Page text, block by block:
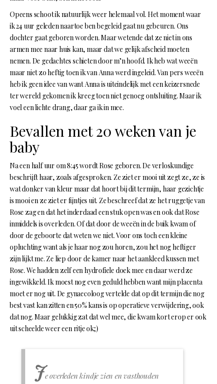
Opeens schoot ik natuurlijk weer helemaal vol. Het moment waar
ik 24 uur geleden naartoe ben begeleid gaat nu gebeuren. Ons
dochter gaat geboren worden. Maar wetende dat ze niet in ons
armen mee naar huis kan, maar dat we gelijk afscheid moeten
nemen. De gedachtes schieten door m’n hoofd. Ik heb wat weeën
maar niet zo heftig toen ik van Anna werd ingeleid. Van pers weeën
heb ik geen idee van want Anna is uiteindelijk met een keizersnede
ter wereld gekomen ik kreeg toen niet genoeg ontsluiting. Maar ik
voel een lichte drang, daar ga ik in mee.
Bevallen met 20 weken van je
baby
Na een half uur om 8:45 wordt Rose geboren. De verloskundige
beschrijft haar, zoals afgesproken. Ze ziet er mooi uit zegt ze, ze is
wat donker van kleur maar dat hoort bij dit termijn, haar gezichtje
is mooi en ze ziet er fijntjes uit. Ze beschreef dat ze het ruggetje van
Rose zag en dat het inderdaad een stuk open was en ook dat Rose
inmiddels is overleden. Of dat door de weeën in de buik kwam of
door de geboorte dat weten we niet. Voor ons toch een kleine
opluchting want als je haar nog zou horen, zou het nog heftiger
zijn lijkt me. Ze liep door de kamer naar het aankleed kussen met
Rose. We hadden zelf een hydrofiele doek mee en daar werd ze
ingewikkeld. Ik moest nog even geduld hebben want mijn placenta
moet er nog uit. De gynaecoloog vertelde dat op dit termijn die nog
best vast kan zitten en 50% kans is op operatieve verwijdering, ook
dat nog. Maar gelukkig zat dat wel mee, die kwam kort erop er ook
uit scheelde weer een ritje ok;)
Je overleden kindje zien en vasthouden